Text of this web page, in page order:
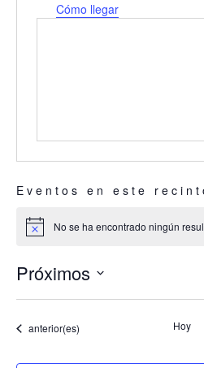
Cómo llegar
Eventos en este
Aviso No se ha encontrado ningún
Próximos
Selecciona
la Eventos
anterior(es) Hoy